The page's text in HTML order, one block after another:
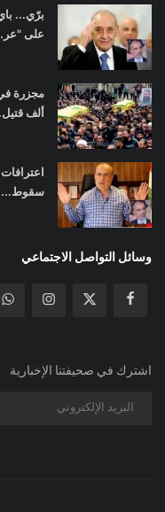
برّي...
على
ألف
سقوط...
وسائل التواصل الاجتماعي
اشترك في صحيفتنا الإخبارية